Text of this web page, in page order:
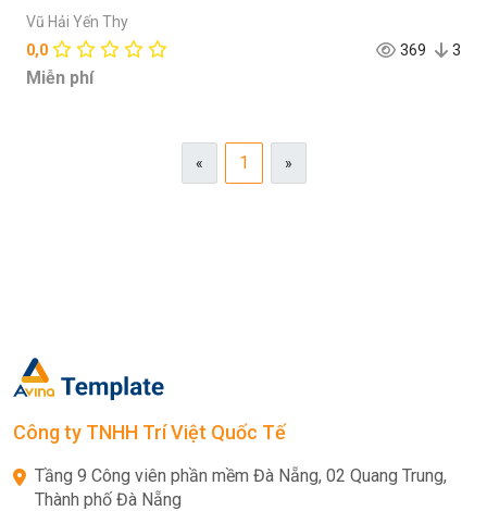
Vũ Hải Yến Thy
0,0
369 3
Miễn phí
« 1 »
Công ty TNHH Trí Việt Quốc Tế
Tầng 9 Công viên phần mềm Đà Nẵng, 02 Quang Trung,
Thành phố Đà Nẵng